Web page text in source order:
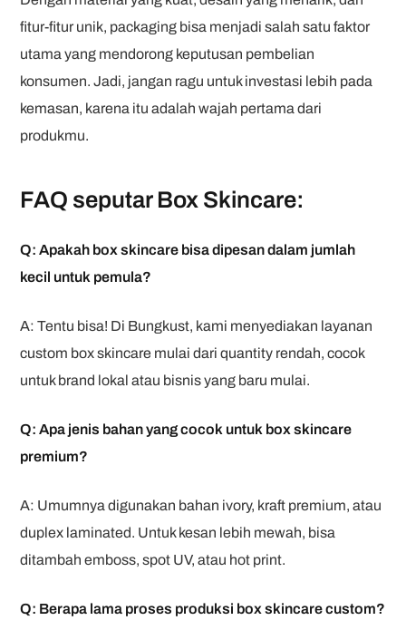
fitur-fitur unik, packaging bisa menjadi salah satu faktor
utama yang mendorong keputusan pembelian
konsumen. Jadi, jangan ragu untuk investasi lebih pada
kemasan, karena itu adalah wajah pertama dari
produkmu.
FAQ seputar Box Skincare:
Q: Apakah box skincare bisa dipesan dalam jumlah
kecil untuk pemula?
A: Tentu bisa! Di Bungkust, kami menyediakan layanan
custom box skincare mulai dari quantity rendah, cocok
untuk brand lokal atau bisnis yang baru mulai.
Q: Apa jenis bahan yang cocok untuk box skincare
premium?
A: Umumnya digunakan bahan ivory, kraft premium, atau
duplex laminated. Untuk kesan lebih mewah, bisa
ditambah emboss, spot UV, atau hot print.
Q: Berapa lama proses produksi box skincare custom?